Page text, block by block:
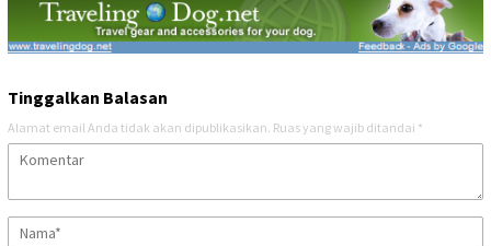
Tinggalkan Balasan
Alamat email Anda tidak akan dipublikasikan. Ruas yang wajib ditandai *